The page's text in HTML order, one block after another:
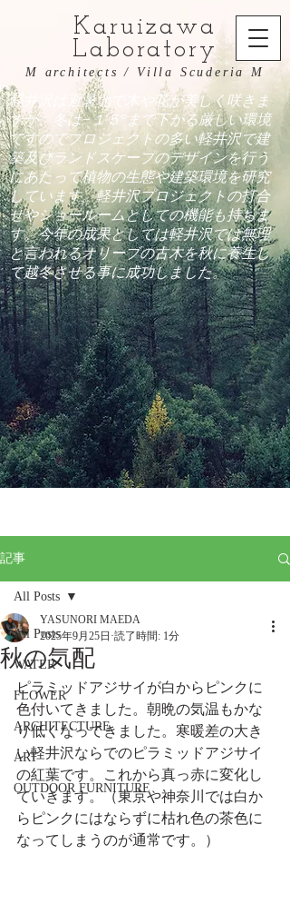
Karuizawa
Laboratory
M architects / Villa Scuderia M
軽井沢は避暑地で木や花が美しく咲きま
すが、冬は−１５°まで下がる厳しい環境
ですのでプロジェクトの多い軽井沢で建
築及びランドスケープのデザインを行う
にあたって植物の生態や建築環境を研究
しています。軽井沢プロジェクトの打合
せやショールームとしての機能も持ちま
す。今年の成果としては軽井沢では無理
と言われるオリーブの古木を秋に養生し
て越冬させる事に成功しました。
記事
All Posts
WATER
FLOWER
ARCHITECTURE
ART
OUTDOOR FURNITURE
All Posts
秋の気配
YASUNORI MAEDA
2025年9月25日 読了時間: 1分
ピラミッドアジサイが白からピンクに
色付いてきました。朝晩の気温もかな
り低くなってきました。寒暖差の大き
い軽井沢ならでのピラミッドアジサイ
の紅葉です。これから真っ赤に変化し
ていきます。（東京や神奈川では白か
らピンクにはならずに枯れ色の茶色に
なってしまうのが通常です。）